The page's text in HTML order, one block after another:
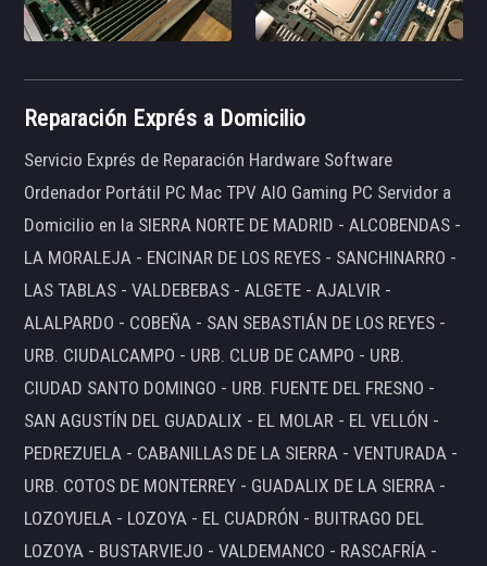
Reparación Exprés a Domicilio
Servicio Exprés de Reparación Hardware Software
Ordenador Portátil PC Mac TPV AIO Gaming PC Servidor a
Domicilio en la SIERRA NORTE DE MADRID - ALCOBENDAS -
LA MORALEJA - ENCINAR DE LOS REYES - SANCHINARRO -
LAS TABLAS - VALDEBEBAS - ALGETE - AJALVIR -
ALALPARDO - COBEÑA - SAN SEBASTIÁN DE LOS REYES -
URB. CIUDALCAMPO - URB. CLUB DE CAMPO - URB.
CIUDAD SANTO DOMINGO - URB. FUENTE DEL FRESNO -
SAN AGUSTÍN DEL GUADALIX - EL MOLAR - EL VELLÓN -
PEDREZUELA - CABANILLAS DE LA SIERRA - VENTURADA -
URB. COTOS DE MONTERREY - GUADALIX DE LA SIERRA -
LOZOYUELA - LOZOYA - EL CUADRÓN - BUITRAGO DEL
LOZOYA - BUSTARVIEJO - VALDEMANCO - RASCAFRÍA -